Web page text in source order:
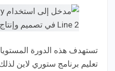
تستهدف هذه الدورة
تعليم برنامج ستوري لاين